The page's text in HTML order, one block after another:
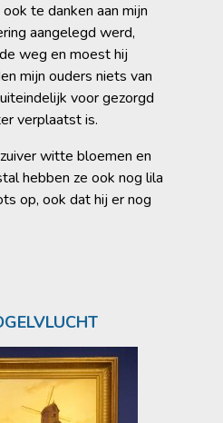
te danken aan mijn
aangelegd werd,
weg en moest hij
mijn ouders niets van
voor gezorgd
verplaatst is.
witte bloemen en
hebben ze ook nog lila
op, ook dat hij er nog